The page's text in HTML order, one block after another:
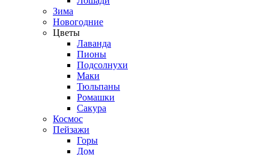
Зима
Новогодние
Цветы
Лаванда
Пионы
Подсолнухи
Маки
Тюльпаны
Ромашки
Сакура
Космос
Пейзажи
Горы
Дом